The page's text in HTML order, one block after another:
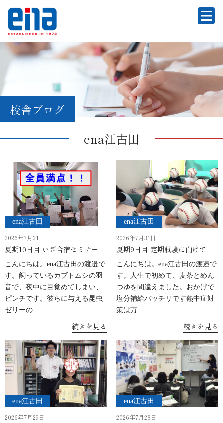
校舎ブログ
ena江古田
ena江古田
2026年7月31日
夏期10日目 いざ合宿セミナー
こんにちは。ena江古田の渡邉で
す。飼っているカブトムシの羽
音で、夜中に目覚めてしまい、
ピンチです。彼らに与える昆虫
ゼリーの…
続きを見る
ena江古田
2026年7月31日
夏期9日目 定期試験に向けて
こんにちは。ena江古田の渡邉で
す。人生で初めて、麦茶とめん
つゆを間違えました。おかげで
塩分補給バッチリです熱中症対
策は万…
続きを見る
ena江古田
2026年7月29日
ena江古田
2026年7月28日